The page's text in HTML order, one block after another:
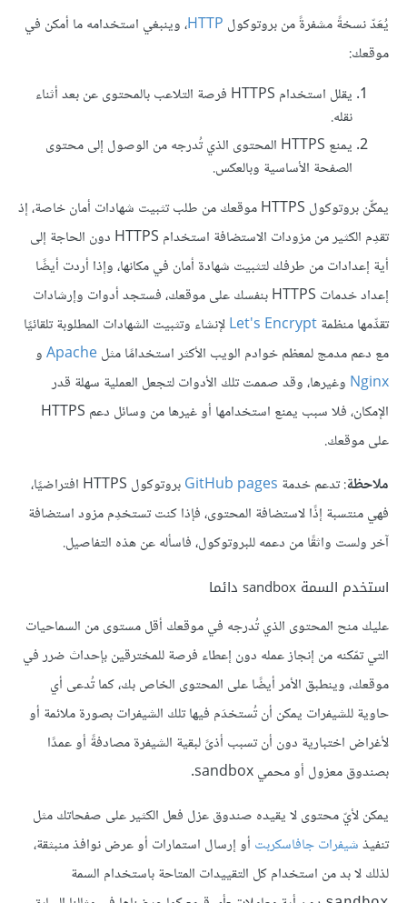
يُعَدّ نسخةً مشفرةً من بروتوكول HTTP، وينبغي استخدامه ما أمكن في
موقعك:
يقلل استخدام HTTPS فرصة التلاعب بالمحتوى عن بعد أثناء
نقله.
يمنع HTTPS المحتوى الذي تُدرجه من الوصول إلى محتوى
الصفحة الأساسية وبالعكس.
يمكِّن بروتوكول HTTPS موقعك من طلب تثبيت شهادات أمان خاصة، إذ
تقدِم الكثير من مزودات الاستضافة استخدام HTTPS دون الحاجة إلى
أية إعدادات من طرفك لتثبيت شهادة أمان في مكانها، وإذا أردت أيضًا
إعداد خدمات HTTPS بنفسك على موقعك، فستجد أدوات وإرشادات
تقدِّمها منظمةLet's Encryptلإنشاء وتثبيت الشهادات المطلوبة تلقائيًا
مع دعم مدمج لمعظم خوادم الويب الأكثر استخدامًا مثلApacheو
Nginx وغيرها، وقد صممت تلك الأدوات لتجعل العملية سهلة قدر
الإمكان، فلا سبب يمنع استخدامها أو غيرها من وسائل دعم HTTPS
على موقعك.
ملاحظة: تدعم خدمة GitHub pages
بروتوكول HTTPS افتراضيًا،
فهي منتسبة إذًا لاستضافة المحتوى، فإذا كنت تستخدِم مزود استضافة
آخر ولست واثقًا من دعمه للبروتوكول، فاسأله عن هذه التفاصيل.
استخدم السمة sandbox دائما
عليك منح المحتوى الذي تُدرجه في موقعك أقل مستوى من السماحيات
التي تمّكنه من إنجاز عمله دون إعطاء فرصة للمخترقين بإحداث ضرر في
موقعك، وينطبق الأمر أيضًا على المحتوى الخاص بك، كما تُدعى أي
حاوية للشيفرات يمكن أن تُستخدَم فيها تلك الشيفرات بصورة ملائمة أو
لأغراض اختبارية دون أن تسبب أذىً لبقية الشيفرة مصادفةً أو عمدًا
بصندوق معزول أو محمي sandbox.
يمكن لأيّ محتوى لا يقيده صندوق عزل فعل الكثير على صفحاتك مثل
تنفيذشيفرات جافاسكربت أو إرسال استمارات أو عرض نوافذ منبثقة،
لذلك لا بد من استخدام كل التقييدات المتاحة باستخدام السمة